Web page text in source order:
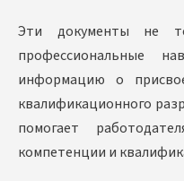
Эти документы не
профессиональные
информацию о
квалификационного
помогает
компетенции и